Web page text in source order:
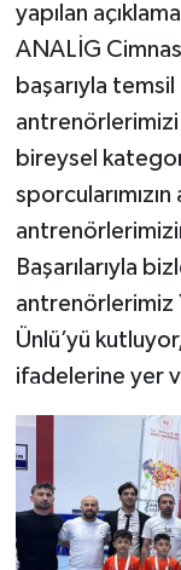
yapılan
ANALİG
başarıyla temsil
bireysel
sporcularımızın
Başarılarıyla
antrenörlerimiz
Ünlü’yü
ifadelerine yer